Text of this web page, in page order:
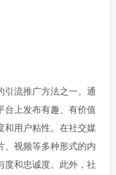
流推广方法之一。通
台上发布有趣、有价值
和用户粘性。在社交媒
、视频等多种形式的内
度和忠诚度。此外，社